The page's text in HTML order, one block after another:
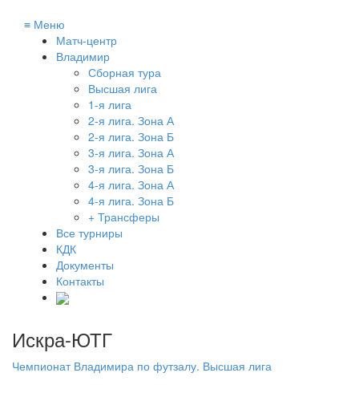
≡ Меню
Матч-центр
Владимир
Сборная тура
Высшая лига
1-я лига
2-я лига. Зона А
2-я лига. Зона Б
3-я лига. Зона А
3-я лига. Зона Б
4-я лига. Зона А
4-я лига. Зона Б
+ Трансферы
Все турниры
КДК
Документы
Контакты
Искра-ЮТГ
Чемпионат Владимира по футзалу. Высшая лига